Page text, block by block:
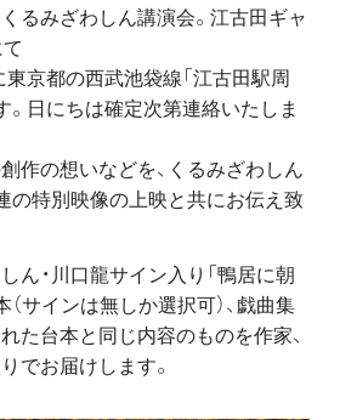
るみざわしん講演会。江古田ギャ
東京都の西武池袋線「江古田駅周
。日にちは確定次第連絡いたしま
作の想いなどを、くるみざわしん
の特別映像の上映と共にお伝え致
ん・川口龍サイン入り「鴨居に朝
（サインは無しか選択可）、戯曲集
た台本と同じ内容のものを作家、
でお届けします。